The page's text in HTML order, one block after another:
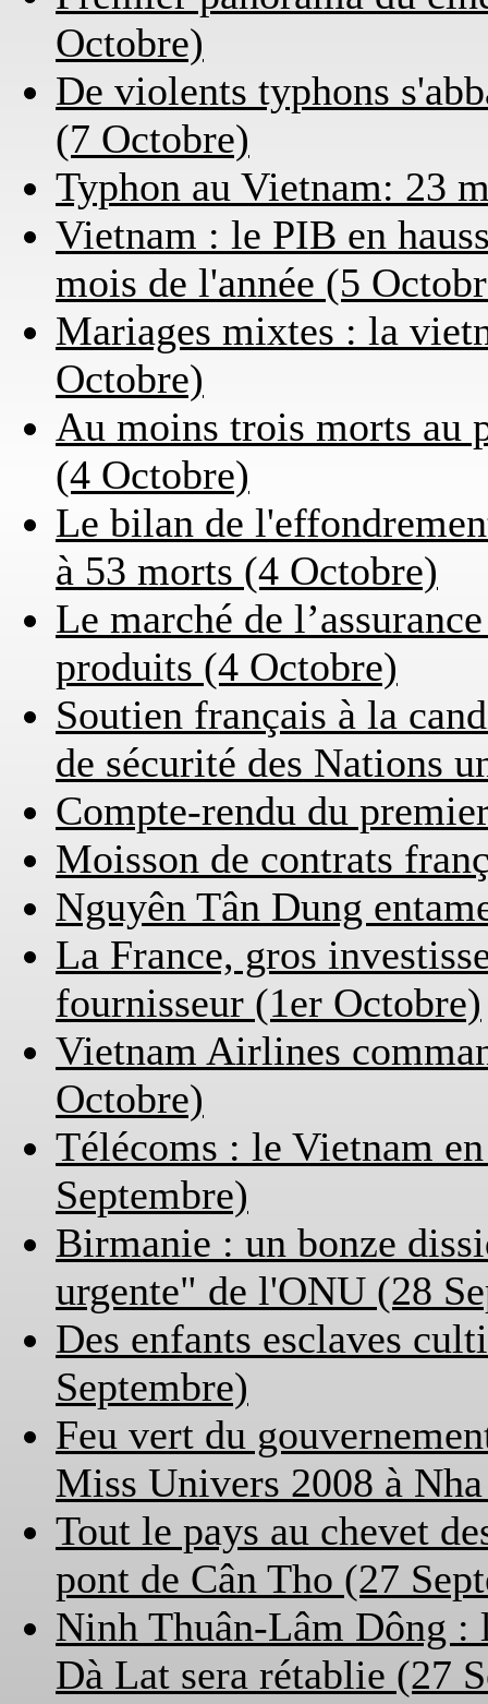
Octobre)
De violents typhons
(7 Octobre)
Typhon au Vietnam: 23
Vietnam : le PIB en
mois de l'année (5
Mariages mixtes : la
Octobre)
Au moins trois morts au
(4 Octobre)
Le bilan de
à 53 morts (4 Octobre)
Le marché de
produits (4 Octobre)
Soutien français à la
de sécurité des Nations
Compte-rendu du
Moisson de contrats
Nguyên Tân Dung
La France, gros
fournisseur (1er Octobre)
Vietnam Airlines
Octobre)
Télécoms : le Vietnam
Septembre)
Birmanie : un bonze
urgente" de l'ONU (28
Des enfants esclaves
Septembre)
Feu vert du
Miss Univers 2008 à
Tout le pays au chevet
pont de Cân Tho (27
Ninh Thuân-Lâm Dông
Dà Lat sera rétablie (27